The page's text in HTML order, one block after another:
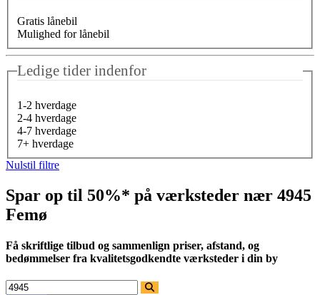
Gratis lånebil
Mulighed for lånebil
Ledige tider indenfor
1-2 hverdage
2-4 hverdage
4-7 hverdage
7+ hverdage
Nulstil filtre
Spar op til 50%* på værksteder nær 4945
Femø
Få skriftlige tilbud og sammenlign priser, afstand, og
bedømmelser fra kvalitetsgodkendte værksteder i din by